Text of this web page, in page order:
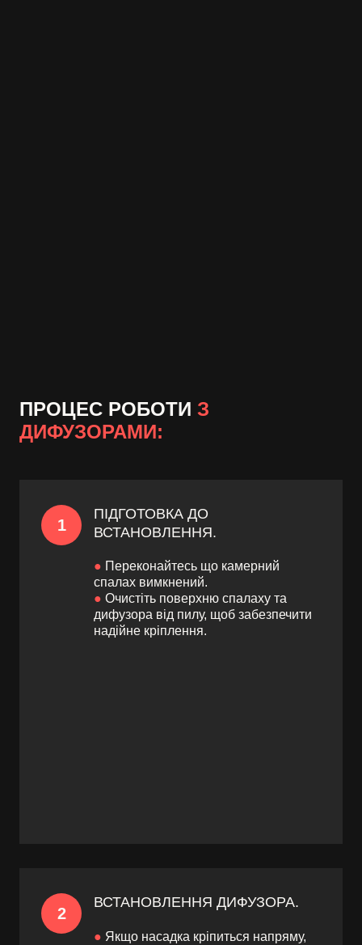
ПРОЦЕС РОБОТИ З
ДИФУЗОРАМИ:
1
ПІДГОТОВКА ДО
ВСТАНОВЛЕННЯ.
● Переконайтесь що камерний
спалах вимкнений.
● Очистіть поверхню спалаху та
дифузора від пилу, щоб забезпечити
надійне кріплення.
2
ВСТАНОВЛЕННЯ ДИФУЗОРА.
● Якщо насадка кріпиться напряму,